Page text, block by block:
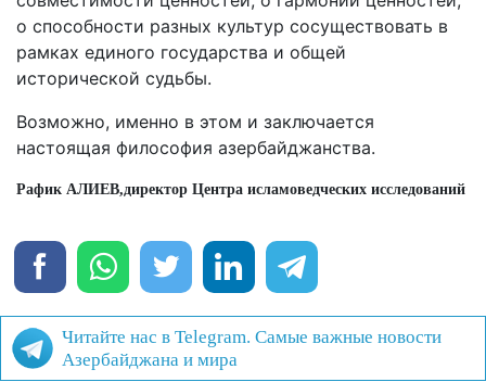
о способности разных культур сосуществовать в
рамках единого государства и общей
исторической судьбы.
Возможно, именно в этом и заключается
настоящая философия азербайджанства.
Рафик АЛИЕВ,директор Центра исламоведческих исследований
Читайте нас в Telegram. Самые важные новости
Азербайджана и мира